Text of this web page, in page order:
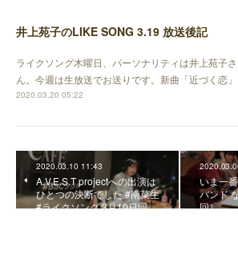
井上苑子のLIKE SONG 3.19 放送後記
ライクソング木曜日、パーソナリティは井上苑子さ
ん。今週は生放送でお送りです。新曲「近づく恋
2020.03.20 05:22
2020.03.10 11:43
A.V.E.S.T projectへの出演は
ひとつの決断でした #南菜生
#ライクソング 3月10日回…
いま一
バンド
回）